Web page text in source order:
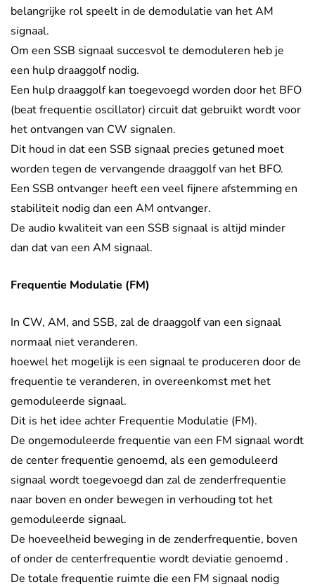
belangrijke rol speelt in de demodulatie van het AM
signaal.
Om een SSB signaal succesvol te demoduleren heb je
een hulp draaggolf nodig.
Een hulp draaggolf kan toegevoegd worden door het BFO
(beat frequentie oscillator) circuit dat gebruikt wordt voor
het ontvangen van CW signalen.
Dit houd in dat een SSB signaal precies getuned moet
worden tegen de vervangende draaggolf van het BFO.
Een SSB ontvanger heeft een veel fijnere afstemming en
stabiliteit nodig dan een AM ontvanger.
De audio kwaliteit van een SSB signaal is altijd minder
dan dat van een AM signaal.
Frequentie Modulatie (FM)
In CW, AM, and SSB, zal de draaggolf van een signaal
normaal niet veranderen.
hoewel het mogelijk is een signaal te produceren door de
frequentie te veranderen, in overeenkomst met het
gemoduleerde signaal.
Dit is het idee achter Frequentie Modulatie (FM).
De ongemoduleerde frequentie van een FM signaal wordt
de center frequentie genoemd, als een gemoduleerd
signaal wordt toegevoegd dan zal de zenderfrequentie
naar boven en onder bewegen in verhouding tot het
gemoduleerde signaal.
De hoeveelheid beweging in de zenderfrequentie, boven
of onder de centerfrequentie wordt deviatie genoemd .
De totale frequentie ruimte die een FM signaal nodig